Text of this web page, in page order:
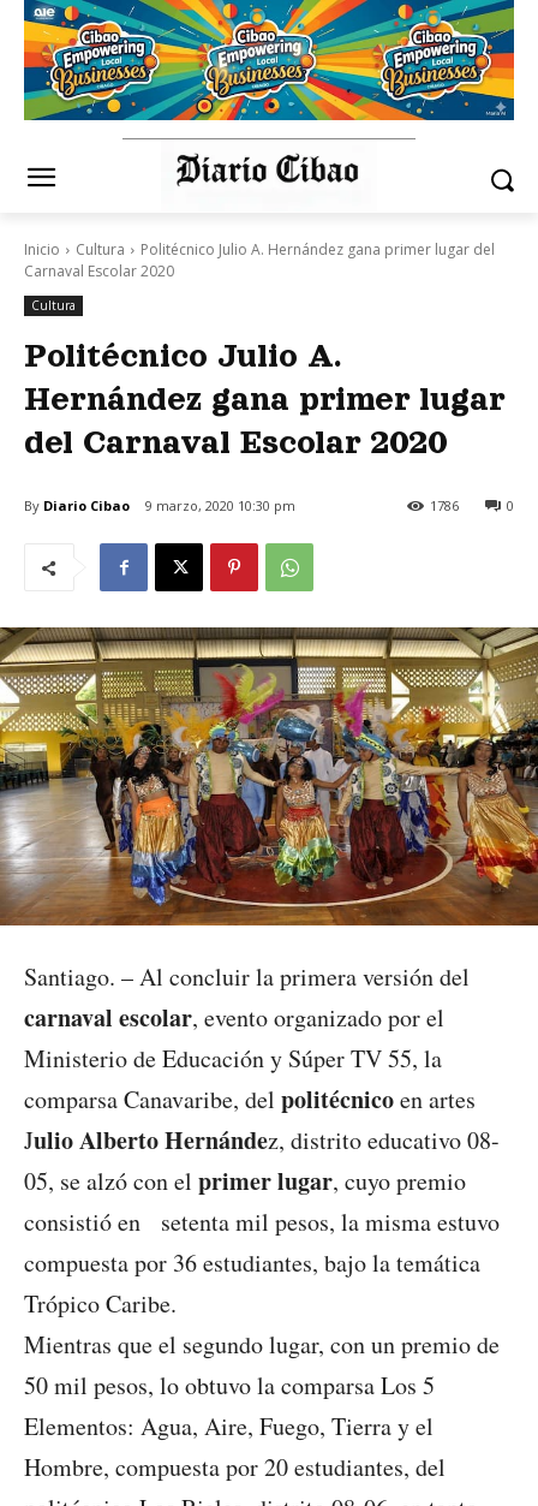
Inicio Cultura
Politécnico Julio A. Hernández gana primer lugar del
Carnaval Escolar 2020
Cultura
Politécnico Julio A.
Hernández gana primer lugar
del Carnaval Escolar 2020
By Diario Cibao 9 marzo, 2020 10:30 pm 0
1786
Santiago. – Al concluir la primera versión del
carnaval escolar, evento organizado por el
Ministerio de Educación y Súper TV 55, la
comparsa Canavaribe, del politécnicoen artes
Julio Alberto Hernández, distrito educativo 08-
05, se alzó con el primer lugar, cuyo premio
consistió en setenta mil pesos, la misma estuvo
compuesta por 36 estudiantes, bajo la temática
Trópico Caribe.
Mientras que el segundo lugar, con un premio de
50 mil pesos, lo obtuvo la comparsa Los 5
Elementos: Agua, Aire, Fuego, Tierra y el
Hombre, compuesta por 20 estudiantes, del